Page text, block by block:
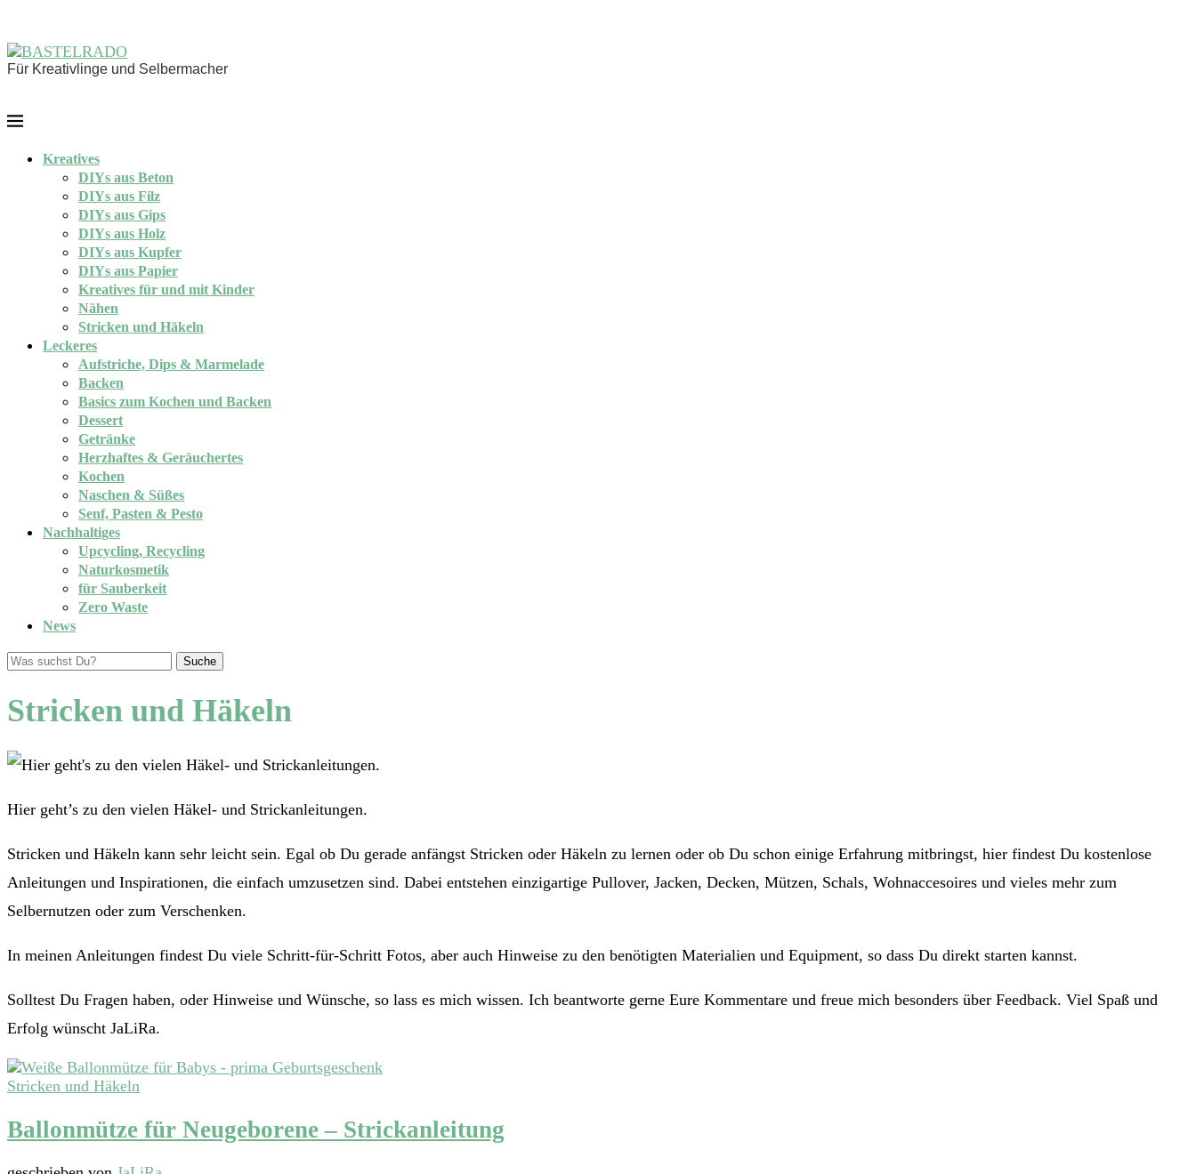
Für Kreativlinge und Selbermacher
Kreatives
DIYs aus Beton
DIYs aus Filz
DIYs aus Gips
DIYs aus Holz
DIYs aus Kupfer
DIYs aus Papier
Kreatives für und mit Kinder
Nähen
Stricken und Häkeln
Leckeres
Aufstriche, Dips & Marmelade
Backen
Basics zum Kochen und Backen
Dessert
Getränke
Herzhaftes & Geräuchertes
Kochen
Naschen & Süßes
Senf, Pasten & Pesto
Nachhaltiges
Upcycling, Recycling
Naturkosmetik
für Sauberkeit
Zero Waste
News
Suche
Stricken und Häkeln
Hier geht’s zu den vielen Häkel- und Strickanleitungen.
Stricken und Häkeln kann sehr leicht sein. Egal ob Du gerade anfängst Stricken oder Häkeln zu lernen oder ob Du schon einige Erfahrung mitbringst, hier findest Du kostenlose
Anleitungen und Inspirationen, die einfach umzusetzen sind. Dabei entstehen einzigartige Pullover, Jacken, Decken, Mützen, Schals, Wohnaccesoires und vieles mehr zum
Selbernutzen oder zum Verschenken.
In meinen Anleitungen findest Du viele Schritt-für-Schritt Fotos, aber auch Hinweise zu den benötigten Materialien und Equipment, so dass Du direkt starten kannst.
Solltest Du Fragen haben, oder Hinweise und Wünsche, so lass es mich wissen. Ich beantworte gerne Eure Kommentare und freue mich besonders über Feedback. Viel Spaß und
Erfolg wünscht JaLiRa.
Stricken und Häkeln
Ballonmütze für Neugeborene – Strickanleitung